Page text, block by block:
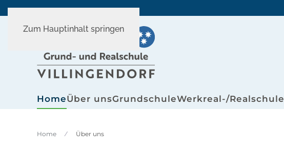
Zum Hauptinhalt springen
HomeÜber unsGrundschuleWerkreal-/Realschule
Home Über uns